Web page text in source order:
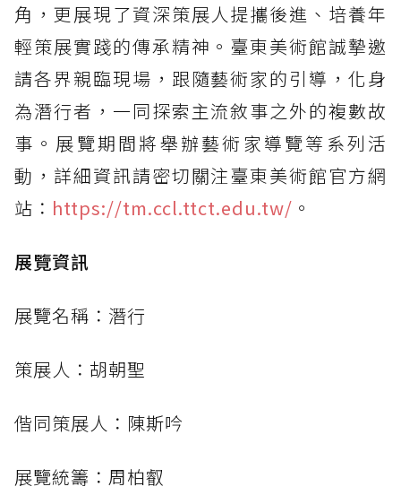
角，更展現了資深策展人提攜後進、培養年
輕策展實踐的傳承精神。臺東美術館誠摯邀
請各界親臨現場，跟隨藝術家的引導，化身
為潛行者，一同探索主流敘事之外的複數故
事。展覽期間將舉辦藝術家導覽等系列活
動，詳細資訊請密切關注臺東美術館官方網
站： https://tm.ccl.ttct.edu.tw/ 。
展覽資訊
展覽名稱：潛行
策展人：胡朝聖
偕同策展人：陳斯吟
展覽統籌：周柏叡